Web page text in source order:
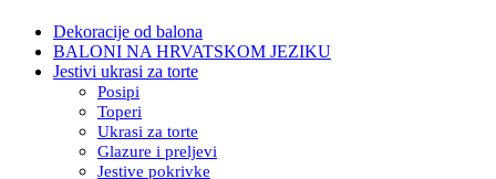
Dekoracije od balona
BALONI NA HRVATSKOM JEZIKU
Jestivi ukrasi za torte
Posipi
Toperi
Ukrasi za torte
Glazure i preljevi
Jestive pokrivke